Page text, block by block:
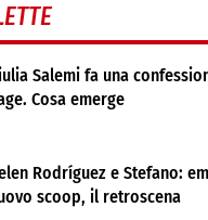
Salemi fa una
Cosa emerge
Rodríguez e Stefano:
scoop, il retroscena